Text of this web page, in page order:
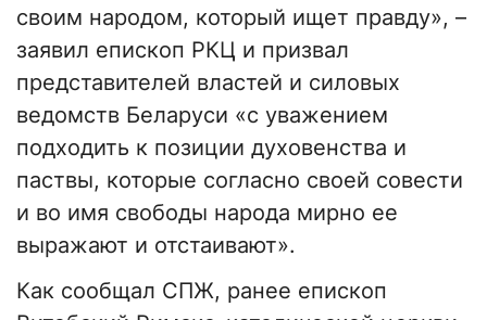
своим народом, который ищет правду», –
заявил епископ РКЦ и призвал
представителей властей и силовых
ведомств Беларуси «с уважением
подходить к позиции духовенства и
паствы, которые согласно своей совести
и во имя свободы народа мирно ее
выражают и отстаивают».
Как сообщал СПЖ, ранее епископ